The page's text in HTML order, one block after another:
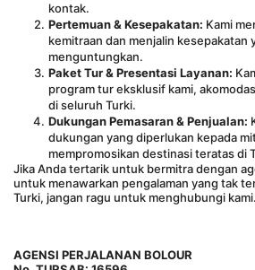
kontak.
Pertemuan & Kesepakatan: Kami
kemitraan dan menjalin kesepakatan
menguntungkan.
Paket Tur & Presentasi Layanan:
program tur eksklusif kami,
di seluruh Turki.
Dukungan Pemasaran & Penjualan:
dukungan yang diperlukan kepada
mempromosikan destinasi teratas di
Jika Anda tertarik untuk bermitra dengan
untuk menawarkan pengalaman yang tak
Turki, jangan ragu untuk menghubungi kami.
AGENSI PERJALANAN BOLOUR